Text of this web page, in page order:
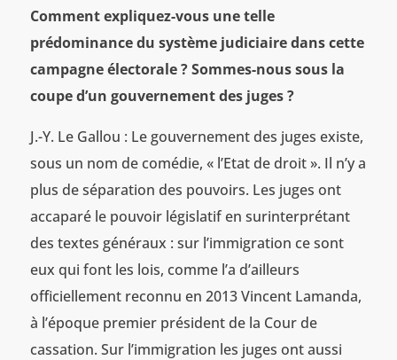
Comment expliquez-vous une telle
prédominance du système judiciaire dans cette
campagne électorale ? Sommes-nous sous la
coupe d’un gouvernement des juges ?
J.-Y. Le Gallou : Le gouvernement des juges existe,
sous un nom de comédie, « l’Etat de droit ». Il n’y a
plus de séparation des pouvoirs. Les juges ont
accaparé le pouvoir législatif en surinterprétant
des textes généraux : sur l’immigration ce sont
eux qui font les lois, comme l’a d’ailleurs
officiellement reconnu en 2013 Vincent Lamanda,
à l’époque premier président de la Cour de
cassation. Sur l’immigration les juges ont aussi